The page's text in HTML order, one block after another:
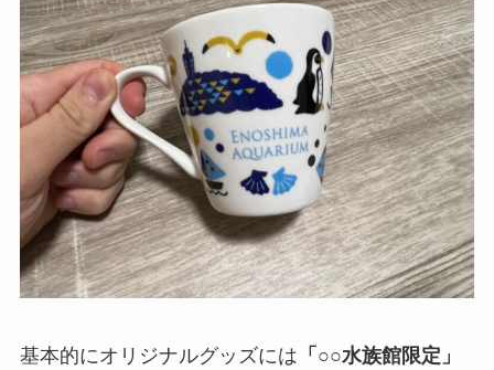
基本的にオリジナルグッズには 「○○水族館限定」